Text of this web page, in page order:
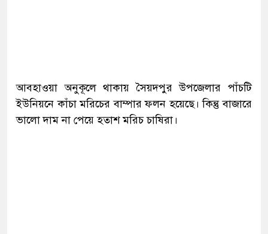
আবহাওয়া অনুকূলে থাকায় সৈয়দপুর উপজেলার পাঁচটি
ইউনিয়নে কাঁচা মরিচের বাম্পার ফলন হয়েছে। কিন্তু বাজারে
ভালো দাম না পেয়ে হতাশ মরিচ চাষিরা।